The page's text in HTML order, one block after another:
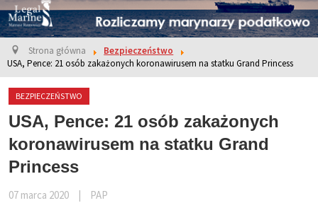
Strona główna
Bezpieczeństwo
USA, Pence: 21 osób zakażonych koronawirusem na statku Grand Princess
BEZPIECZEŃSTWO
USA, Pence: 21 osób zakażonych
koronawirusem na statku Grand
Princess
07 marca 2020 PAP